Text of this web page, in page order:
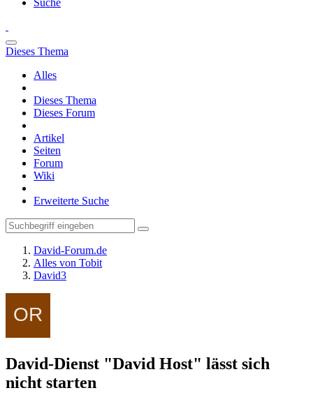
Suche
Dieses Thema
Alles
Dieses Thema
Dieses Forum
Artikel
Seiten
Forum
Wiki
Erweiterte Suche
David-Forum.de
Alles von Tobit
David3
David-Dienst "David Host" lässt sich
nicht starten